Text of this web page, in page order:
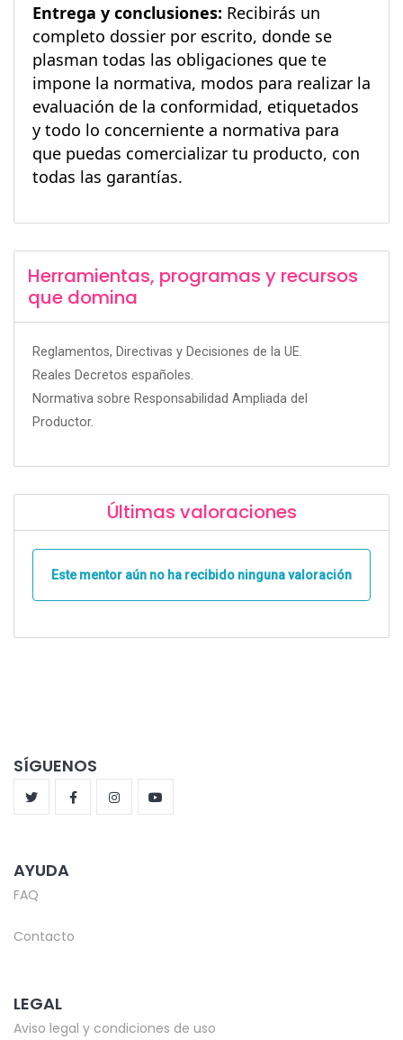
Entrega y conclusiones: Recibirás un
completo dossier por escrito, donde se
plasman todas las obligaciones que te
impone la normativa, modos para realizar la
evaluación de la conformidad, etiquetados
y todo lo concerniente a normativa para
que puedas comercializar tu producto, con
todas las garantías.
Herramientas, programas y recursos
que domina
Reglamentos, Directivas y Decisiones de la UE.
Reales Decretos españoles.
Normativa sobre Responsabilidad Ampliada del
Productor.
Últimas valoraciones
Este mentor aún no ha recibido ninguna valoración
SÍGUENOS
AYUDA
FAQ
Contacto
LEGAL
Aviso legal y condiciones de uso